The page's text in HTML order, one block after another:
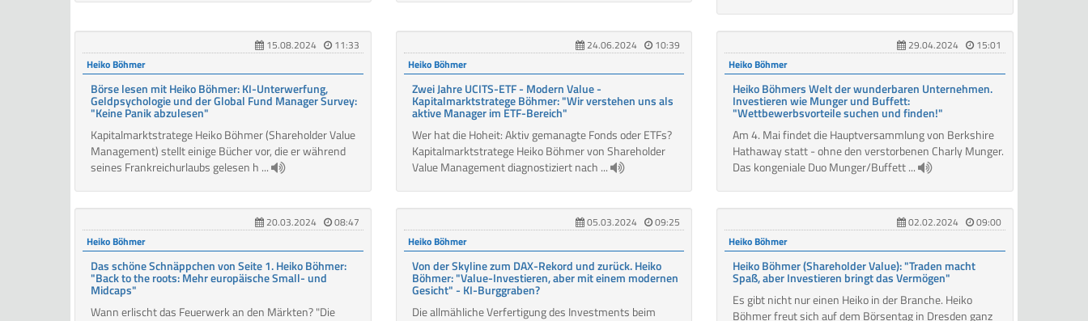
15.08.2024
11:33
Heiko Böhmer
Börse lesen mit Heiko Böhmer: KI-Unterwerfung,
Geldpsychologie und der Global Fund Manager Survey:
"Keine Panik abzulesen"
Kapitalmarktstratege Heiko Böhmer (Shareholder Value
Management) stellt einige Bücher vor, die er während
seines Frankreichurlaubs gelesen h ...
24.06.2024
10:39
Heiko Böhmer
Zwei Jahre UCITS-ETF - Modern Value -
Kapitalmarktstratege Böhmer: "Wir verstehen uns als
aktive Manager im ETF-Bereich"
Wer hat die Hoheit: Aktiv gemanagte Fonds oder ETFs?
Kapitalmarktstratege Heiko Böhmer von Shareholder
Value Management diagnostiziert nach ...
29.04.2024
15:01
Heiko Böhmer
Heiko Böhmers Welt der wunderbaren Unternehmen.
Investieren wie Munger und Buffett:
"Wettbewerbsvorteile suchen und finden!"
Am 4. Mai findet die Hauptversammlung von Berkshire
Hathaway statt - ohne den verstorbenen Charly Munger.
Das kongeniale Duo Munger/Buffett ...
20.03.2024
08:47
Heiko Böhmer
Das schöne Schnäppchen von Seite 1. Heiko Böhmer:
"Back to the roots: Mehr europäische Small- und
Midcaps"
Wann erlischt das Feuerwerk an den Märkten? "Die
05.03.2024
09:25
Heiko Böhmer
Von der Skyline zum DAX-Rekord und zurück. Heiko
Böhmer: "Value-Investieren, aber mit einem modernen
Gesicht" - KI-Burggraben?
Die allmähliche Verfertigung des Investments beim
02.02.2024
09:00
Heiko Böhmer
Heiko Böhmer (Shareholder Value): "Traden macht
Spaß, aber Investieren bringt das Vermögen"
Es gibt nicht nur einen Heiko in der Branche. Heiko
Böhmer freut sich auf dem Börsentag in Dresden ganz